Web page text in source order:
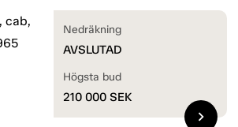
Nedräkning
AVSLUTAD
Högsta bud
210 000 SEK
chevron_right